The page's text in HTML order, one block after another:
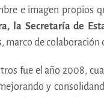
e imagen propios
la Secretaría de
marco de
fue el año 2008,
y